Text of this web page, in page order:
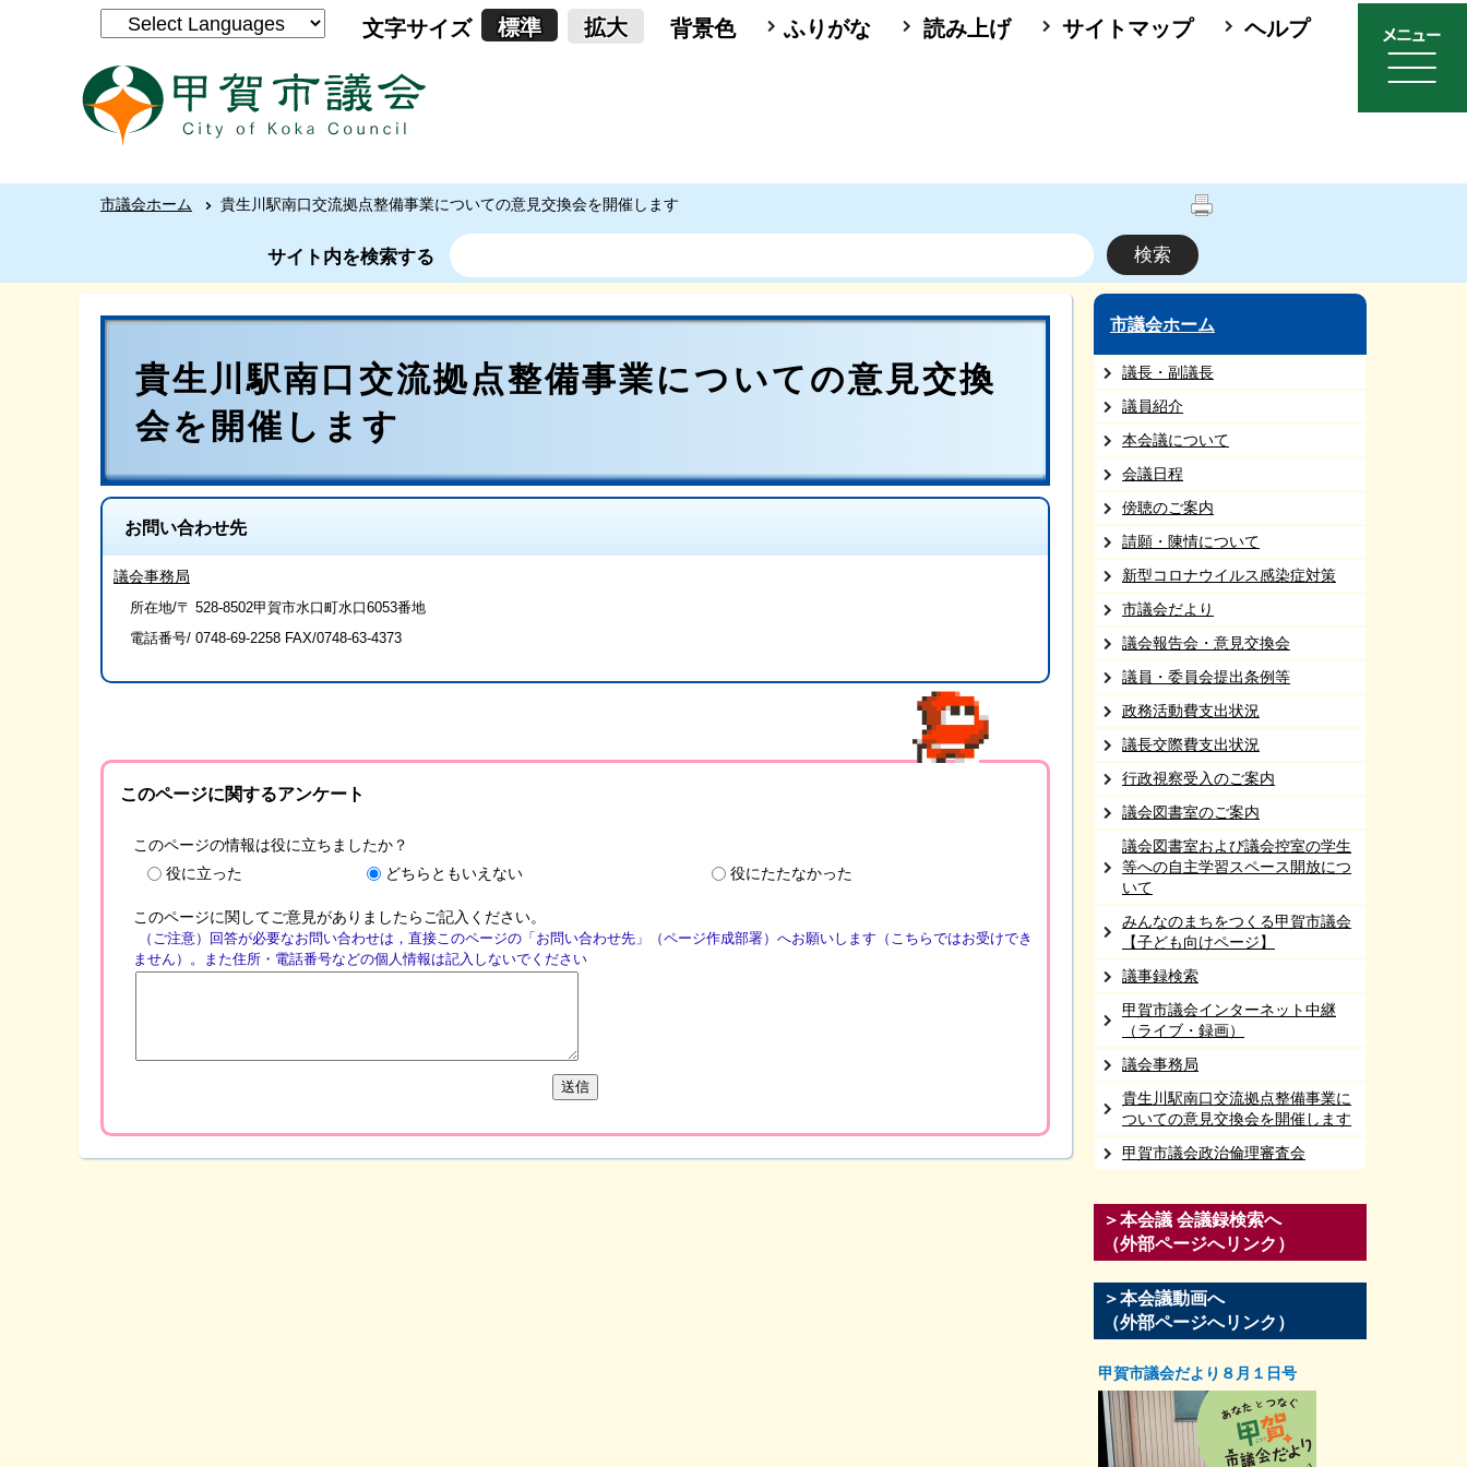
文字サイズ 標準 拡大 背景色 ふりがな 読み上げ サイトマップ ヘルプ
市議会ホーム 貴生川駅南口交流拠点整備事業についての意見交換会を開催します
サイト内を検索する
貴生川駅南口交流拠点整備事業についての意見交換
会を開催します
お問い合わせ先
議会事務局
所在地/〒 528-8502甲賀市水口町水口6053番地
電話番号/ 0748-69-2258 FAX/0748-63-4373
このページに関するアンケート
このページの情報は役に立ちましたか？
役に立った
どちらともいえない 役にたたなかった
このページに関してご意見がありましたらご記入ください。
（ご注意）回答が必要なお問い合わせは，直接このページの「お問い合わせ先」（ページ作成部署）へお願いします（こちらではお受けでき
ません）。また住所・電話番号などの個人情報は記入しないでください
市議会ホーム
議長・副議長
議員紹介
本会議について
会議日程
傍聴のご案内
請願・陳情について
新型コロナウイルス感染症対策
市議会だより
議会報告会・意見交換会
議員・委員会提出条例等
政務活動費支出状況
議長交際費支出状況
行政視察受入のご案内
議会図書室のご案内
議会図書室および議会控室の学生
等への自主学習スペース開放につ
いて
みんなのまちをつくる甲賀市議会
【子ども向けページ】
議事録検索
甲賀市議会インターネット中継
（ライブ・録画）
議会事務局
貴生川駅南口交流拠点整備事業に
ついての意見交換会を開催します
甲賀市議会政治倫理審査会
＞本会議 会議録検索へ
（外部ページへリンク）
＞本会議動画へ
（外部ページへリンク）
甲賀市議会だより８月１日号